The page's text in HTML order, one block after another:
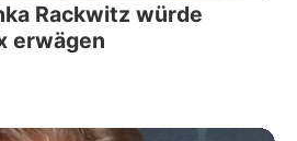
Rackwitz würde
erwägen